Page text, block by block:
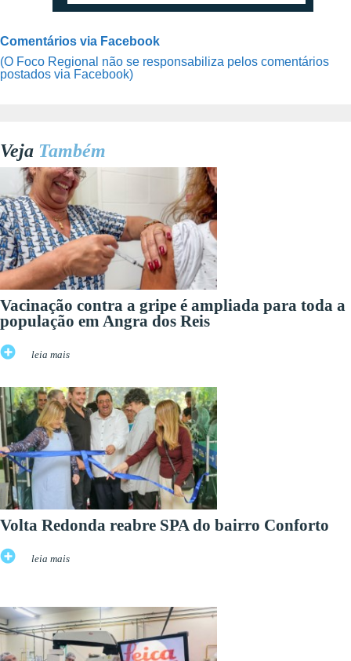
Comentários via Facebook
(O Foco Regional não se responsabiliza pelos comentários
postados via Facebook)
Veja Também
Vacinação contra a gripe é ampliada para toda a
população em Angra dos Reis
leia mais
Volta Redonda reabre SPA do bairro Conforto
leia mais